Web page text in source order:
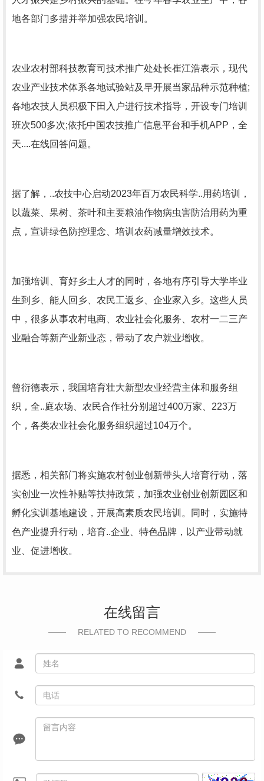
地各部门多措并举加强农民培训。
农业农村部科技教育司技术推广处处长崔江浩表示，现代
农业产业技术体系各地试验站及早开展当家品种示范种植;
各地农技人员积极下田入户进行技术指导，开设专门培训
班次500多次;依托中国农技推广信息平台和手机APP，全
天....在线回答问题。
据了解，..农技中心启动2023年百万农民科学..用药培训，
以蔬菜、果树、茶叶和主要粮油作物病虫害防治用药为重
点，宣讲绿色防控理念、培训农药减量增效技术。
加强培训、育好乡土人才的同时，各地有序引导大学毕业
生到乡、能人回乡、农民工返乡、企业家入乡。这些人员
中，很多从事农村电商、农业社会化服务、农村一二三产
业融合等新产业新业态，带动了农户就业增收。
曾衍德表示，我国培育壮大新型农业经营主体和服务组
织，全..庭农场、农民合作社分别超过400万家、223万
个，各类农业社会化服务组织超过104万个。
据悉，相关部门将实施农村创业创新带头人培育行动，落
实创业一次性补贴等扶持政策，加强农业创业创新园区和
孵化实训基地建设，开展高素质农民培训。同时，实施特
色产业提升行动，培育..企业、特色品牌，以产业带动就
业、促进增收。
在线留言
RELATED TO RECOMMEND